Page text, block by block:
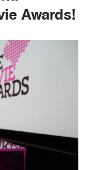
Awards!